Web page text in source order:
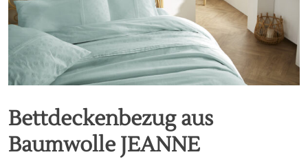
Bettdeckenbezug aus
Baumwolle JEANNE